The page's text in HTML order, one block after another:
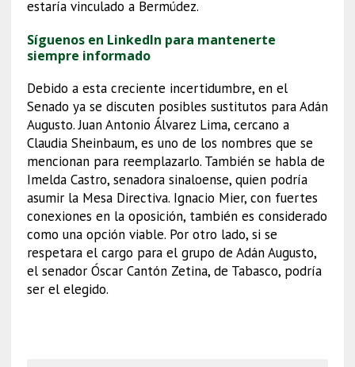
estaría vinculado a Bermúdez.
Síguenos en LinkedIn para mantenerte
siempre informado
Debido a esta creciente incertidumbre, en el
Senado ya se discuten posibles sustitutos para Adán
Augusto. Juan Antonio Álvarez Lima, cercano a
Claudia Sheinbaum, es uno de los nombres que se
mencionan para reemplazarlo. También se habla de
Imelda Castro, senadora sinaloense, quien podría
asumir la Mesa Directiva. Ignacio Mier, con fuertes
conexiones en la oposición, también es considerado
como una opción viable. Por otro lado, si se
respetara el cargo para el grupo de Adán Augusto,
el senador Óscar Cantón Zetina, de Tabasco, podría
ser el elegido.